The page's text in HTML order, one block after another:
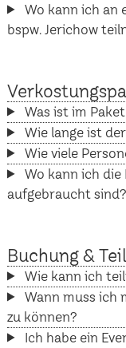
Wo kann ich an
bspw. Jerichow
Was ist im
Wie lange ist
Wie viele
Wo kann ich
aufgebraucht sind?
Buchung &
Wie kann ich
Wann muss ich
zu können?
Ich habe ein